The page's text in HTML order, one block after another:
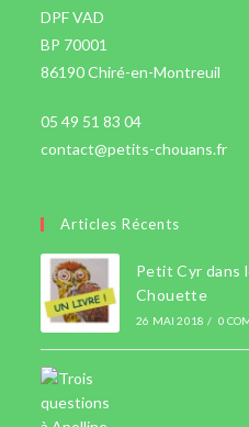
DPF VAD
BP 70001
86190 Chiré-en-Montreuil
05 49 51 83 04
contact@petits-chouans.fr
Articles Récents
Petit Cyr dans
Chouette
26 MAI 2018 / 0